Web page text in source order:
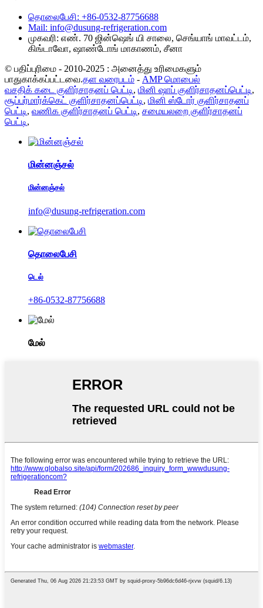
தொலைபேசி: +86-0532-87756688
Mail: info@dusung-refrigeration.com
முகவரி: எண். 70 ஜின்ஷெங் யி சாலை, செங்யாங் மாவட்டம்,
கிங்டாவோ, ஷாண்டோங் மாகாணம், சீனா
© பதிப்புரிமை - 2010-2025 : அனைத்து உரிமைகளும்
பாதுகாக்கப்பட்டவை.தள வரைபடம் - AMP மொபைல்
வசதிக் கடை குளிர்சாதனப் பெட்டி, மினி ஷாப் குளிர்சாதனப்பெட்டி,
சூப்பர்மார்க்கெட் குளிர்சாதனப்பெட்டி, மினி ஸ்டோர் குளிர்சாதனப்
பெட்டி, வணிக குளிர்சாதனப் பெட்டி, சமையலறை குளிர்சாதனப்
பெட்டி,
மின்னஞ்சல்
மின்னஞ்சல்
info@dusung-refrigeration.com
தொலைபேசி
டெல்
+86-0532-87756688
மேல்